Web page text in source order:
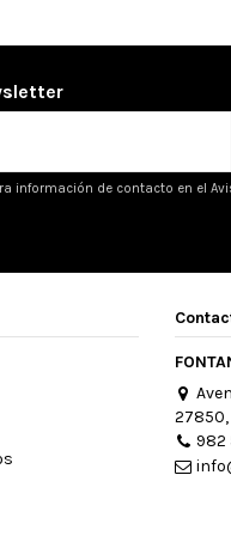
información de contacto en el
27850,
982